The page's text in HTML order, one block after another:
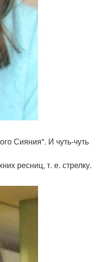
Сияния". И чуть-чуть
ресниц, т. е. стрелку.